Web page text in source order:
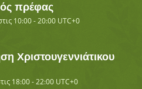
πρέφας
10:00-20:00 UTC+0
Χριστουγεννιάτικου
18:00-22:00 UTC+0